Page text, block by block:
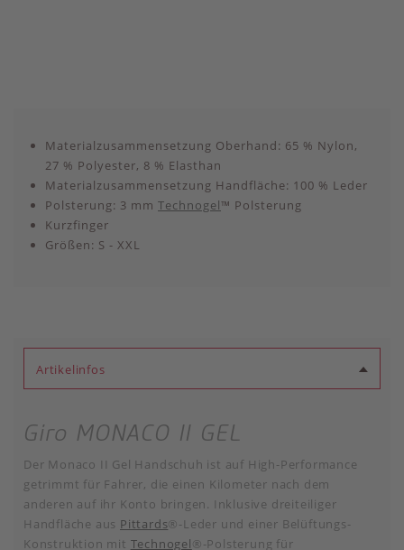
Materialzusammensetzung Oberhand: 65 % Nylon,
27 % Polyester, 8 % Elasthan
Materialzusammensetzung Handfläche: 100 % Leder
Polsterung: 3 mm Technogel™ Polsterung
Kurzfinger
Größen: S - XXL
Artikelinfos
Giro MONACO II GEL
Der Monaco II Gel Handschuh ist auf High-Performance
getrimmt für Fahrer, die einen Kilometer nach dem
anderen auf ihr Konto bringen. Inklusive dreiteiliger
Handfläche aus Pittards®-Leder und einer Belüftungs-
Konstruktion mit Technogel®-Polsterung für